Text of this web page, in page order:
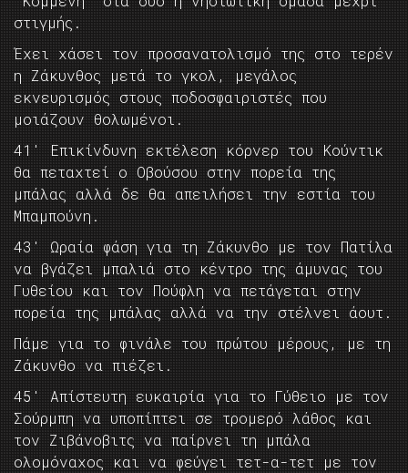
στιγμής.
Έχει χάσει τον προσανατολισμό της στο τερέν
η Ζάκυνθος μετά το γκολ, μεγάλος
εκνευρισμός στους ποδοσφαιριστές που
μοιάζουν θολωμένοι.
41′ Επικίνδυνη εκτέλεση κόρνερ του Κούντικ
θα πεταχτεί ο Οβούσου στην πορεία της
μπάλας αλλά δε θα απειλήσει την εστία του
Μπαμπούνη.
43′ Ωραία φάση για τη Ζάκυνθο με τον Πατίλα
να βγάζει μπαλιά στο κέντρο της άμυνας του
Γυθείου και τον Πούφλη να πετάγεται στην
πορεία της μπάλας αλλά να την στέλνει άουτ.
Πάμε για το φινάλε του πρώτου μέρους, με τη
Ζάκυνθο να πιέζει.
45′ Απίστευτη ευκαιρία για το Γύθειο με τον
Σούρμπη να υποπίπτει σε τρομερό λάθος και
τον Ζιβάνοβιτς να παίρνει τη μπάλα
ολομόναχος και να φεύγει τετ-α-τετ με τον